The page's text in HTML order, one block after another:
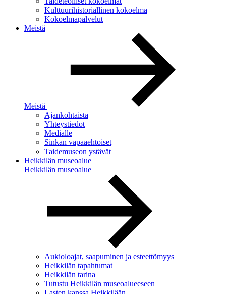
Kulttuurihistoriallinen kokoelma
Kokoelmapalvelut
Meistä
Meistä
Ajankohtaista
Yhteystiedot
Medialle
Sinkan vapaaehtoiset
Taidemuseon ystävät
Heikkilän museoalue
Heikkilän museoalue
Aukioloajat, saapuminen ja esteettömyys
Heikkilän tapahtumat
Heikkilän tarina
Tutustu Heikkilän museoalueeseen